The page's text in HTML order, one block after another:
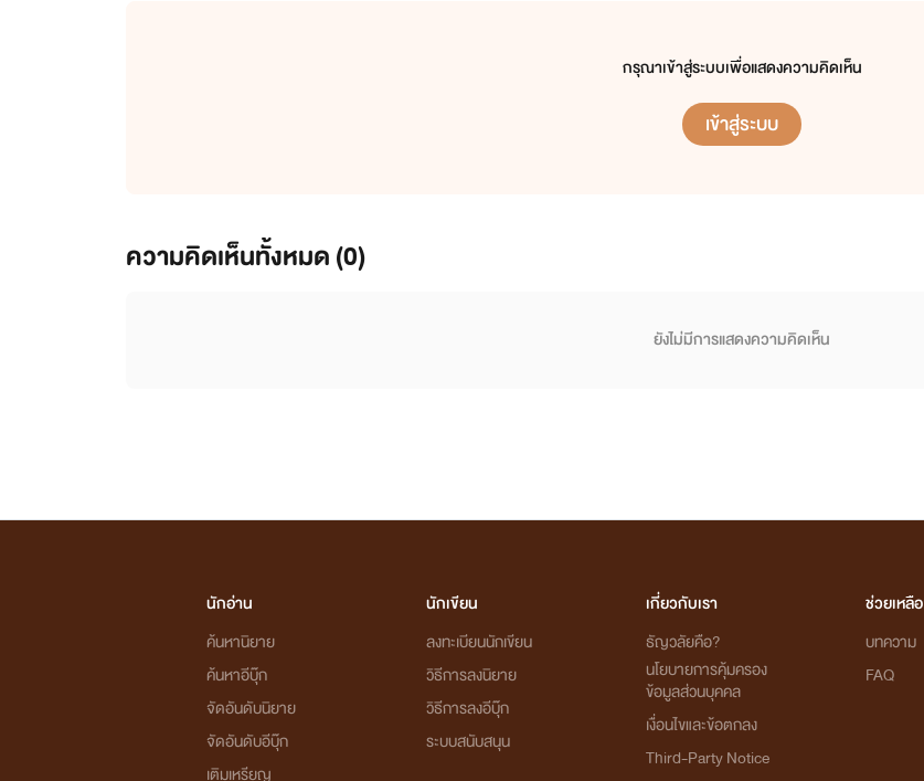
กรุณาเข้าสู่ระบบเพื่อแสดงความคิดเห็น
เข้าสู่ระบบ
ความคิดเห็นทั้งหมด (0)
ยังไม่มีการแสดงความคิดเห็น
นักอ่าน
ค้นหานิยาย
ค้นหาอีบุ๊ก
จัดอันดับนิยาย
จัดอันดับอีบุ๊ก
เติมเหรียญ
นักเขียน
ลงทะเบียนนักเขียน
วิธีการลงนิยาย
วิธีการลงอีบุ๊ก
ระบบสนับสนุน
เกี่ยวกับเรา
ธัญวลัยคือ?
นโยบายการคุ้มครอง
ข้อมูลส่วนบุคคล
เงื่อนไขและข้อตกลง
Third-Party Notice
ช่วยเหลือ
บทความ
FAQ